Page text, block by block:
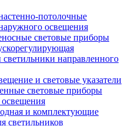
потолочные
освещения
световые приборы
направленного
и световые указатели
световые приборы
и комплектующие
светильников